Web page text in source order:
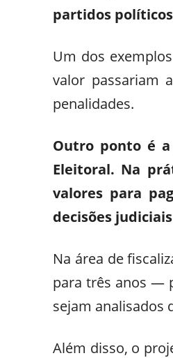
partidos
Um dos
valor passariam
penalidades.
Outro ponto é
Eleitoral. Na
valores para
decisões
Na área de
para três anos —
sejam analisados
Além disso, o